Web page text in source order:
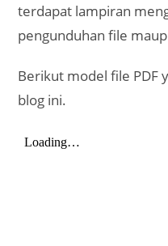
terdapat lampiran
pengunduhan file
Berikut model file PDF
blog ini.